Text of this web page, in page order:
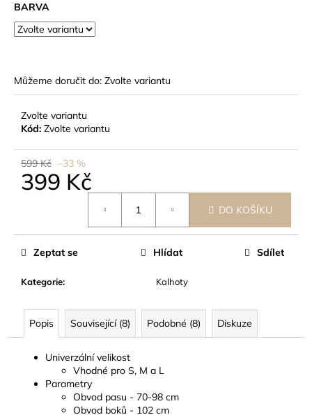
BARVA
Můžeme doručit do: Zvolte variantu
Zvolte variantu
Kód: Zvolte variantu
599 Kč –33 %
399 Kč
DO KOŠÍKU
Kategorie: Kalhoty
Zeptat se Hlídat Sdílet
Popis Související (8) Podobné (8) Diskuze
Univerzální velikost
Vhodné pro S, M a L
Parametry
Obvod pasu - 70-98 cm
Obvod boků - 102 cm
j
e
m